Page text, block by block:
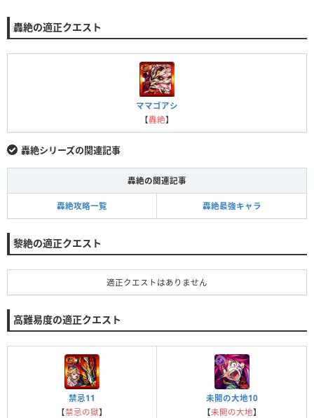
轟絶の適正クエスト
ママゴアシ
【轟絶】
轟絶シリーズの関連記事
轟絶の関連記事
轟絶攻略一覧 轟絶最強キャラ
黎絶の適正クエスト
適正クエストはありません
高難易度の適正クエスト
禁忌11
【禁忌の獄】
未開の大地10
【未開の大地】